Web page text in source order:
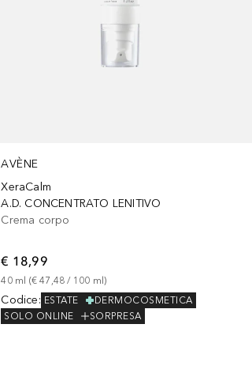
AVÈNE
XeraCalm
A.D. CONCENTRATO LENITIVO
Crema corpo
€ 18,99
40 ml (€ 47,48 / 100 ml)
Codice: ESTATE
DERMOCOSMETICA
SOLO ONLINE
SORPRESA